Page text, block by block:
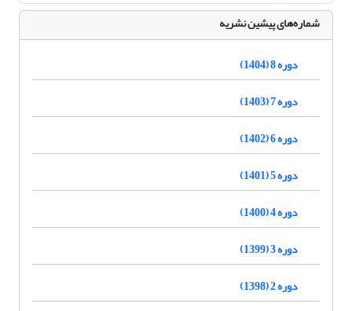
شماره‌های پیشین نشریه
دوره 8 (1404)
دوره 7 (1403)
دوره 6 (1402)
دوره 5 (1401)
دوره 4 (1400)
دوره 3 (1399)
دوره 2 (1398)